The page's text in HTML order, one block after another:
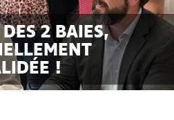
2 BAIES,
!